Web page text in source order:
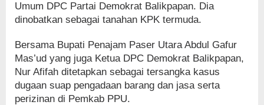
Umum DPC Partai Demokrat Balikpapan. Dia
dinobatkan sebagai tanahan KPK termuda.
Bersama Bupati Penajam Paser Utara Abdul Gafur
Mas’ud yang juga Ketua DPC Demokrat Balikpapan,
Nur Afifah ditetapkan sebagai tersangka kasus
dugaan suap pengadaan barang dan jasa serta
perizinan di Pemkab PPU.